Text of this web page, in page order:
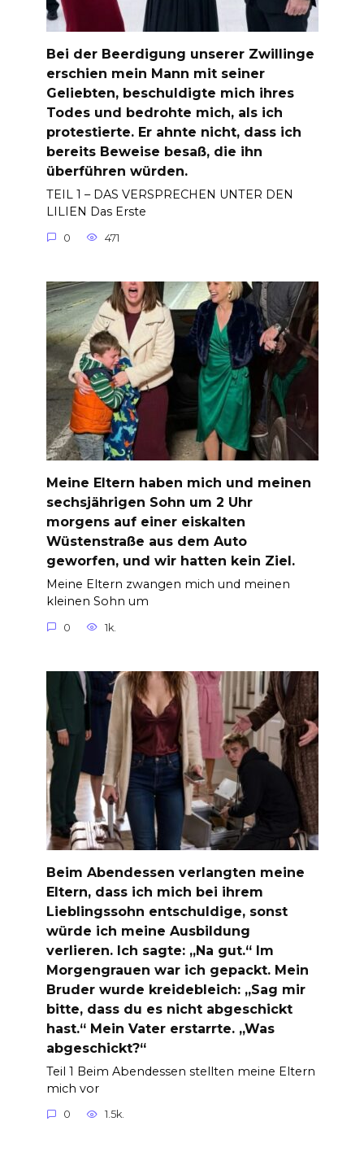
Bei der Beerdigung unserer Zwillinge
erschien mein Mann mit seiner
Geliebten, beschuldigte mich ihres
Todes und bedrohte mich, als ich
protestierte. Er ahnte nicht, dass ich
bereits Beweise besaß, die ihn
überführen würden.
TEIL 1 – DAS VERSPRECHEN UNTER DEN
LILIEN Das Erste
0 471
Meine Eltern haben mich und meinen
sechsjährigen Sohn um 2 Uhr
morgens auf einer eiskalten
Wüstenstraße aus dem Auto
geworfen, und wir hatten kein Ziel.
Meine Eltern zwangen mich und meinen
kleinen Sohn um
0 1k.
Beim Abendessen verlangten meine
Eltern, dass ich mich bei ihrem
Lieblingssohn entschuldige, sonst
würde ich meine Ausbildung
verlieren. Ich sagte: „Na gut.“ Im
Morgengrauen war ich gepackt. Mein
Bruder wurde kreidebleich: „Sag mir
bitte, dass du es nicht abgeschickt
hast.“ Mein Vater erstarrte. „Was
abgeschickt?“
Teil 1 Beim Abendessen stellten meine Eltern
mich vor
0 1.5k.